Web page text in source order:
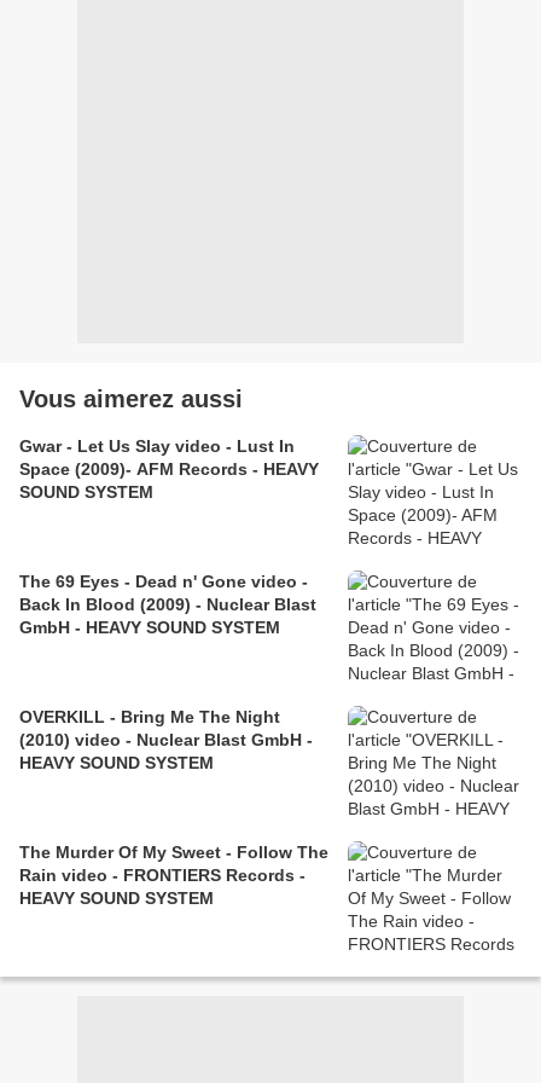
Vous aimerez aussi
Gwar - Let Us Slay video - Lust In
Space (2009)- AFM Records - HEAVY
SOUND SYSTEM
The 69 Eyes - Dead n' Gone video -
Back In Blood (2009) - Nuclear Blast
GmbH - HEAVY SOUND SYSTEM
OVERKILL - Bring Me The Night
(2010) video - Nuclear Blast GmbH -
HEAVY SOUND SYSTEM
The Murder Of My Sweet - Follow The
Rain video - FRONTIERS Records -
HEAVY SOUND SYSTEM